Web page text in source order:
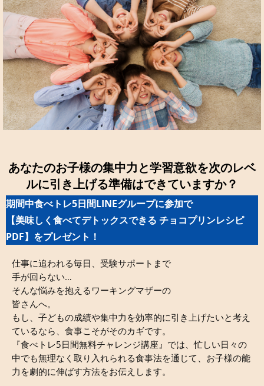
あなたのお子様の集中力と学習意欲を次のレベ
ルに引き上げる準備はできていますか？
期間中食べトレ5日間LINEグループに参加で
【美味しく食べてデトックスできる チョコプリンレシピ
PDF】をプレゼント！
仕事に追われる毎日、受験サポートまで
手が回らない…
そんな悩みを抱えるワーキングマザーの
皆さんへ。
もし、子どもの成績や集中力を効率的に引き上げたいと考え
ているなら、食事こそがそのカギです。
『食べトレ5日間無料チャレンジ講座』では、忙しい日々の
中でも無理なく取り入れられる食事法を通じて、お子様の能
力を劇的に伸ばす方法をお伝えします。